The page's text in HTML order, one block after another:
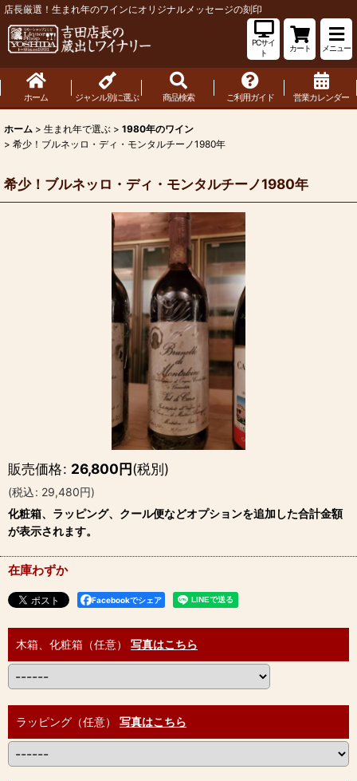
店長厳選！生まれ年のワインにオリジナルメッセージの刻印
PCサイ
ト
カート メニュー
ホーム ジャンル別に選ぶ 商品検索 ご利用ガイド 営業カレンダー
ホーム > 生まれ年で選ぶ > 1980年のワイン
> 希少！ブルネッロ・ディ・モンタルチーノ1980年
希少！ブルネッロ・ディ・モンタルチーノ1980年
販売価格: 26,800円(税別)
(税込: 29,480円)
化粧箱、ラッピング、クール便などオプションを追加した合計金額
が表示されます。
在庫わずか
Facebookでシェア
木箱、化粧箱（任意） 写真はこちら
ラッピング（任意） 写真はこちら